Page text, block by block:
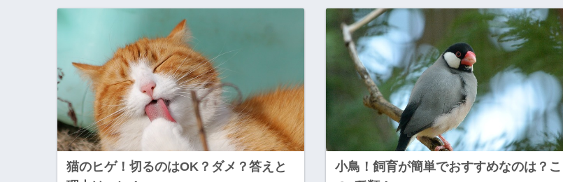
猫のヒゲ！切るのはOK？ダメ？答えと
小鳥！飼育が簡単でおすすめなのは？こ